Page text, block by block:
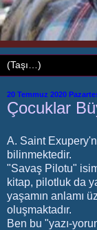
20 Temmuz 2020
Çocuklar
A. Saint
bilinmektedir.
"Savaş Pilotu"
kitap, pilotluk da
yaşamın anlamı
oluşmaktadır.
Ben bu "yazı-